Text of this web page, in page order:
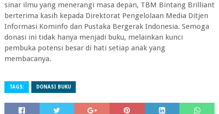
sinar ilmu yang menerangi masa depan, TBM Bintang Brilliant
berterima kasih kepada Direktorat Pengelolaan Media Ditjen
Informasi Kominfo dan Pustaka Bergerak Indonesia. Semoga
donasi ini tidak hanya menjadi buku, melainkan kunci
pembuka potensi besar di hati setiap anak yang
membacanya.
TAGS: DONASI BUKU